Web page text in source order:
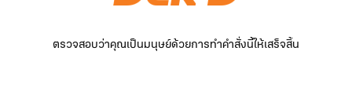
ตรวจสอบว่าคุณเป็นมนุษย์ด้วยการทำคำสั่งนี้ให้เสร็จสิ้น